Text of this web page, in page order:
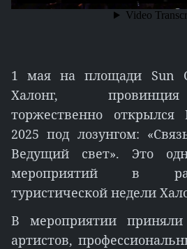
1 мая на площади Sun
Халонг,
торжественно открылся
2025 под лозунгом:
Ведущий свет». Это
мероприятий в
туристической недели
В мероприятии
артистов,